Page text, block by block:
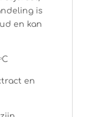
is
en kan
en